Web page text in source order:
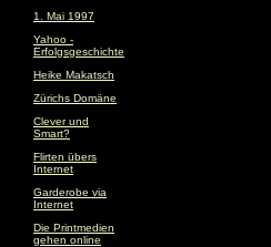
1. Mai 1997
Yahoo -
Erfolgsgeschichte
Heike Makatsch
Zürichs Domäne
Clever und
Smart?
Flirten übers
Internet
Garderobe via
Internet
Die Printmedien
gehen online